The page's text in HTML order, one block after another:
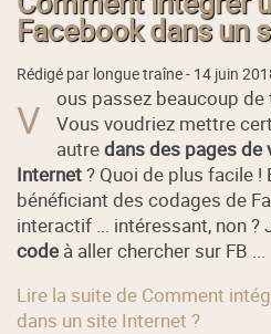
Facebook dans un
Rédigé par longue traîne - 14 juin
V ous passez beaucoup
Vous voudriez mettre
autredans des pages de
Internet? Quoi de plus facile
bénéficiant des codages de
interactif ... intéressant, non ?
code à aller chercher sur FB ...
Lire la suite de Comment
dans un site Internet ?